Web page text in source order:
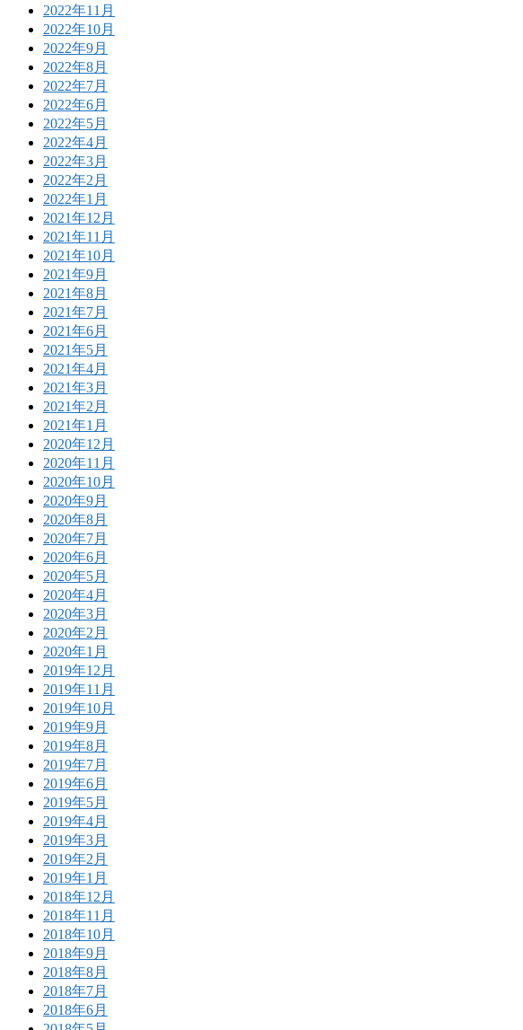
2022年11月
2022年10月
2022年9月
2022年8月
2022年7月
2022年6月
2022年5月
2022年4月
2022年3月
2022年2月
2022年1月
2021年12月
2021年11月
2021年10月
2021年9月
2021年8月
2021年7月
2021年6月
2021年5月
2021年4月
2021年3月
2021年2月
2021年1月
2020年12月
2020年11月
2020年10月
2020年9月
2020年8月
2020年7月
2020年6月
2020年5月
2020年4月
2020年3月
2020年2月
2020年1月
2019年12月
2019年11月
2019年10月
2019年9月
2019年8月
2019年7月
2019年6月
2019年5月
2019年4月
2019年3月
2019年2月
2019年1月
2018年12月
2018年11月
2018年10月
2018年9月
2018年8月
2018年7月
2018年6月